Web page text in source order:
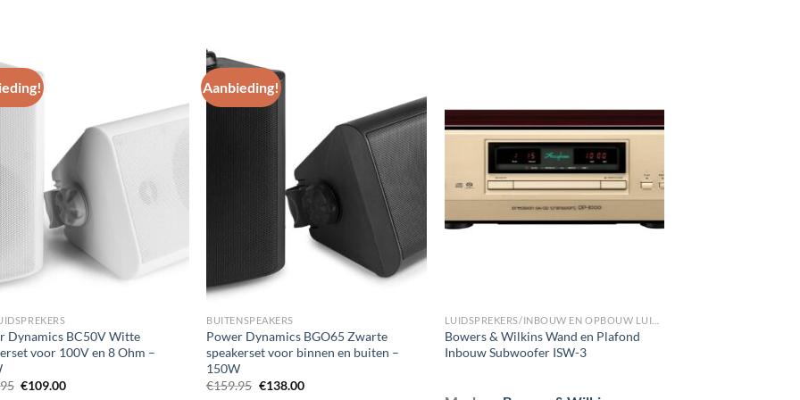
Toevoegen
Dynamics BC50V Witte
voor 100V en 8 Ohm –
Oorspronkelijke
€109.00Huidige
Aanbieding!
Toevoegen
aan
wenslijst
BUITENSPEAKERS
Power Dynamics BGO65 Zwarte
speakerset voor binnen en buiten –
150W
€159.95 Oorspronkelijke
€138.00Huidige
Toevoegen
aan
wenslijst
Bowers & Wilkins Wand en Plafond
Inbouw Subwoofer ISW-3